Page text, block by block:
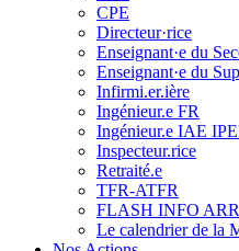
CPE
Directeur·rice
Enseignant·e du
Enseignant·e du Sup
Infirmi.er.ière
Ingénieur.e FR
Ingénieur.e IAE
Inspecteur.rice
Retraité.e
TFR-ATFR
FLASH INFO
Le calendrier de la